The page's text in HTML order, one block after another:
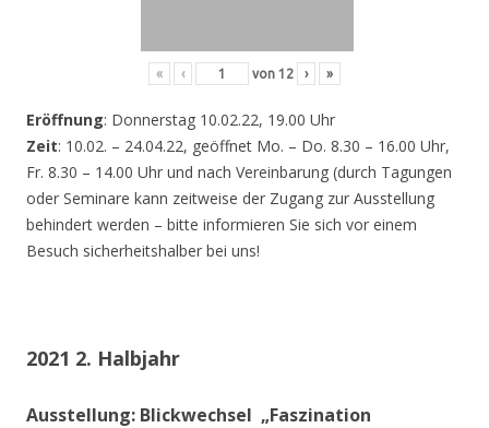
« ‹ von 12 › »
Eröffnung: Donnerstag 10.02.22, 19.00 Uhr
Zeit: 10.02. – 24.04.22, geöffnet Mo. – Do. 8.30 – 16.00 Uhr,
Fr. 8.30 – 14.00 Uhr und nach Vereinbarung (durch Tagungen
oder Seminare kann zeitweise der Zugang zur Ausstellung
behindert werden – bitte informieren Sie sich vor einem
Besuch sicherheitshalber bei uns!
2021 2. Halbjahr
Ausstellung: Blickwechsel „Faszination